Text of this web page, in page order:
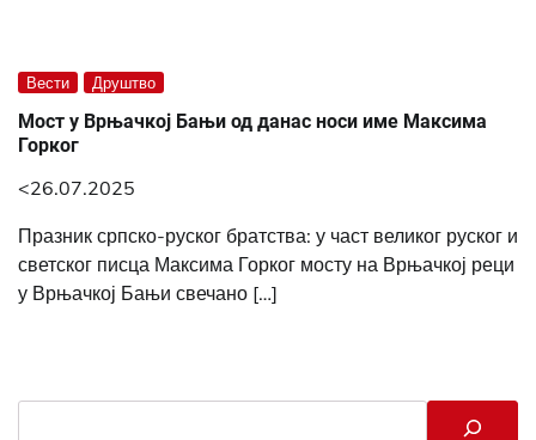
Вести Друштво
Мост у Врњачкој Бањи од данас носи име Максима
Горког
<26.07.2025
Празник српско-руског братства: у част великог руског и
светског писца Максима Горког мосту на Врњачкој реци
у Врњачкој Бањи свечано […]